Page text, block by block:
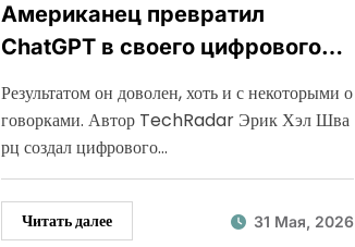
Американец превратил
ChatGPT в своего цифрового
Reddit и Google
Результатом он доволен, хоть и с некоторыми о
говорками. Автор TechRadar Эрик Хэл Шва
рц создал цифрового…
Читать далее 31 Мая, 2026